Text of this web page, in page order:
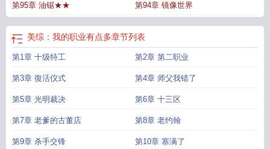
第95章 油锯★★ 第94章 镜像世界
美综：我的职业有点多章节列表
第1章 十级特工 第2章 第二职业
第3章 復活仪式 第4章 师父我错了
第5章 光明裁决 第6章 十三区
第7章 老爹的古董店 第8章 老约翰
第9章 杀手交锋 第10章 塞满了